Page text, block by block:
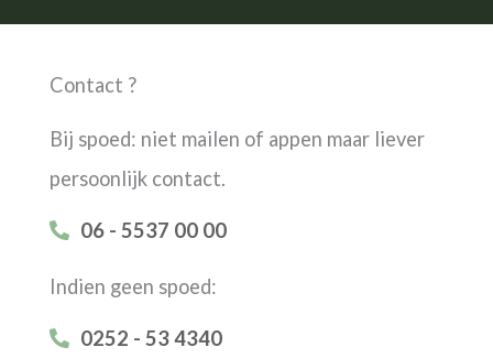
Contact ?
Bij spoed: niet mailen of appen maar liever
persoonlijk contact.
06 - 5537 00 00
Indien geen spoed:
0252 - 53 4340